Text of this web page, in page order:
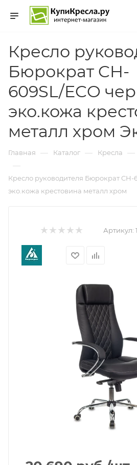
Кресло
Бюрократ CH-
609SL/ECO
эко.кожа
металл хром
Главная — Каталог — Кресла —
—
Кресло руководителя Бюрократ CH-
эко.кожа крестовина металл хром
Артикул: